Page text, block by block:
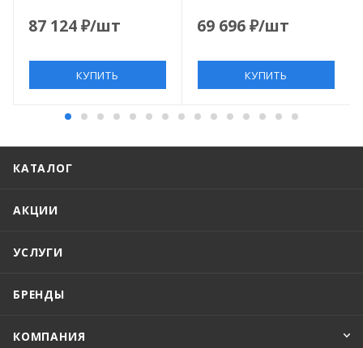
87 124₽/шт
КУПИТЬ
69 696₽/шт
КУПИТЬ
КАТАЛОГ
АКЦИИ
УСЛУГИ
БРЕНДЫ
КОМПАНИЯ